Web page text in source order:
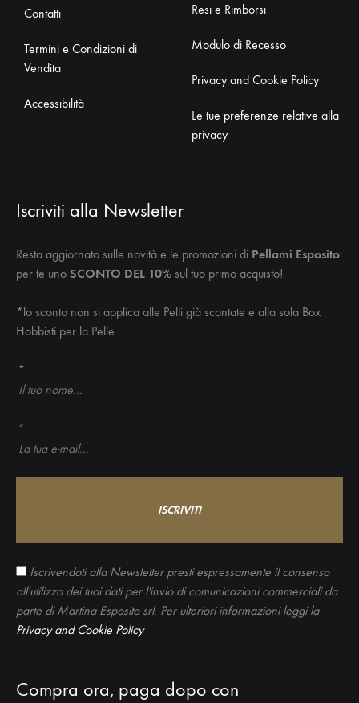
Contatti
Termini e Condizioni di
Vendita
Accessibilità
Resi e Rimborsi
Modulo di Recesso
Privacy and Cookie Policy
Le tue preferenze relative alla
privacy
Iscriviti alla Newsletter
Resta aggiornato sulle novità e le promozioni di Pellami Esposito:
per te uno SCONTO DEL 10% sul tuo primo acquisto!
*lo sconto non si applica alle Pelli già scontate e alla sola Box
Hobbisti per la Pelle
*
*
Iscrivendoti alla Newsletter presti espressamente il consenso
all'utilizzo dei tuoi dati per l'invio di comunicazioni commerciali da
parte di Martina Esposito srl. Per ulteriori informazioni leggi la
Privacy and Cookie Policy
Compra ora, paga dopo con